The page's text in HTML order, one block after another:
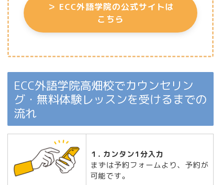
＞ ECC外語学院の公式サイトは
こちら
ECC外語学院高畑校でカウンセリン
グ・無料体験レッスンを受けるまでの
流れ
１. カンタン1分入力
まずは予約フォームより、予約が
可能です。